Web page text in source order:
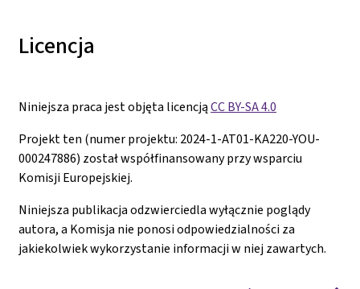
Licencja
Niniejsza praca jest objęta licencjąCC BY-SA 4.0
Projekt ten (numer projektu: 2024-1-AT01-KA220-YOU-
000247886) został współfinansowany przy wsparciu
Komisji Europejskiej.
Niniejsza publikacja odzwierciedla wyłącznie poglądy
autora, a Komisja nie ponosi odpowiedzialności za
jakiekolwiek wykorzystanie informacji w niej zawartych.